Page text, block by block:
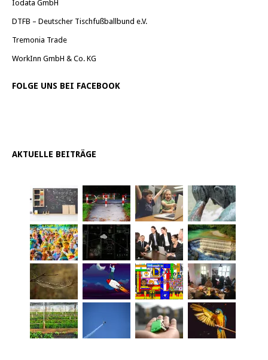
Iodata GmbH
DTFB – Deutscher Tischfußballbund e.V.
Tremonia Trade
WorkInn GmbH & Co. KG
FOLGE UNS BEI FACEBOOK
AKTUELLE BEITRÄGE